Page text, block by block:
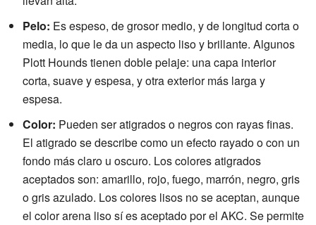
Pelo: Es espeso, de grosor medio, y de longitud corta o
media, lo que le da un aspecto liso y brillante. Algunos
Plott Hounds tienen doble pelaje: una capa interior
corta, suave y espesa, y otra exterior más larga y
espesa.
Color: Pueden ser atigrados o negros con rayas finas.
El atigrado se describe como un efecto rayado o con un
fondo más claro u oscuro. Los colores atigrados
aceptados son: amarillo, rojo, fuego, marrón, negro, gris
o gris azulado. Los colores lisos no se aceptan, aunque
el color arena liso sí es aceptado por el AKC. Se permite